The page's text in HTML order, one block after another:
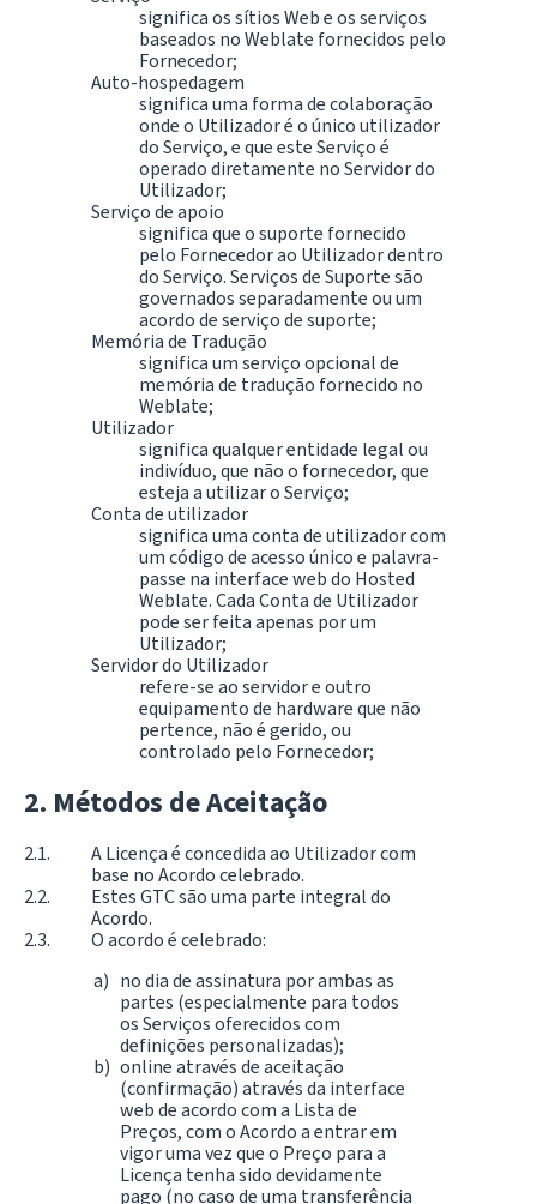
significa os sítios Web e os serviços
baseados no Weblate fornecidos pelo
Fornecedor;
Auto-hospedagem
significa uma forma de colaboração
onde o Utilizador é o único utilizador
do Serviço, e que este Serviço é
operado diretamente no Servidor do
Utilizador;
Serviço de apoio
significa que o suporte fornecido
pelo Fornecedor ao Utilizador dentro
do Serviço. Serviços de Suporte são
governados separadamente ou um
acordo de serviço de suporte;
Memória de Tradução
significa um serviço opcional de
memória de tradução fornecido no
Weblate;
Utilizador
significa qualquer entidade legal ou
indivíduo, que não o fornecedor, que
esteja a utilizar o Serviço;
Conta de utilizador
significa uma conta de utilizador com
um código de acesso único e palavra-
passe na interface web do Hosted
Weblate. Cada Conta de Utilizador
pode ser feita apenas por um
Utilizador;
Servidor do Utilizador
refere-se ao servidor e outro
equipamento de hardware que não
pertence, não é gerido, ou
controlado pelo Fornecedor;
Métodos de Aceitação
A Licença é concedida ao Utilizador com
base no Acordo celebrado.
Estes GTC são uma parte integral do
Acordo.
O acordo é celebrado:
no dia de assinatura por ambas as
partes (especialmente para todos
os Serviços oferecidos com
definições personalizadas);
online através de aceitação
(confirmação) através da interface
web de acordo com a Lista de
Preços, com o Acordo a entrar em
vigor uma vez que o Preço para a
Licença tenha sido devidamente
pago (no caso de uma transferência